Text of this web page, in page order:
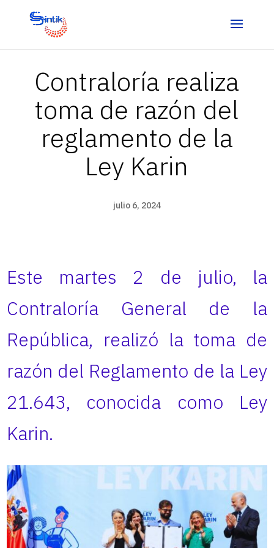
Contraloría realiza
toma de razón del
reglamento de la
Ley Karin
julio 6, 2024
Este martes 2 de julio, la
Contraloría General de la
República, realizó la toma de
razón del Reglamento de la Ley
21.643, conocida como Ley
Karin.